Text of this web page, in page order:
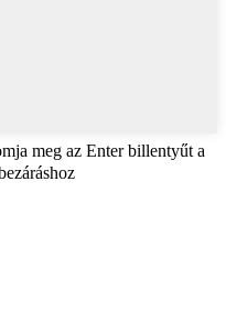
meg az Enter billentyűt a